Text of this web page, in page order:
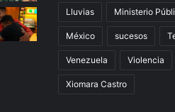
Lluvias Ministerio
México sucesos
Venezuela Violencia
Xiomara Castro